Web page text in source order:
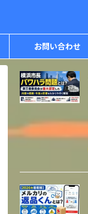
お問い合わせ